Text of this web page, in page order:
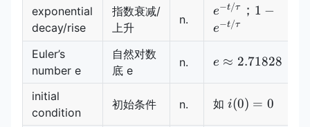
exponential
decay/rise
指数衰减/
上升
n.
e^{-
t/\tau}；
1-e^{-
t/\tau}
e−t/τ ； 1 −
e−t/τ
Euler’s
number e
自然对数
底 e
n.
e\approx
e ≈ 2.71828
initial
condition
初始条件 n. 如 i(0)=0
i(0) = 0